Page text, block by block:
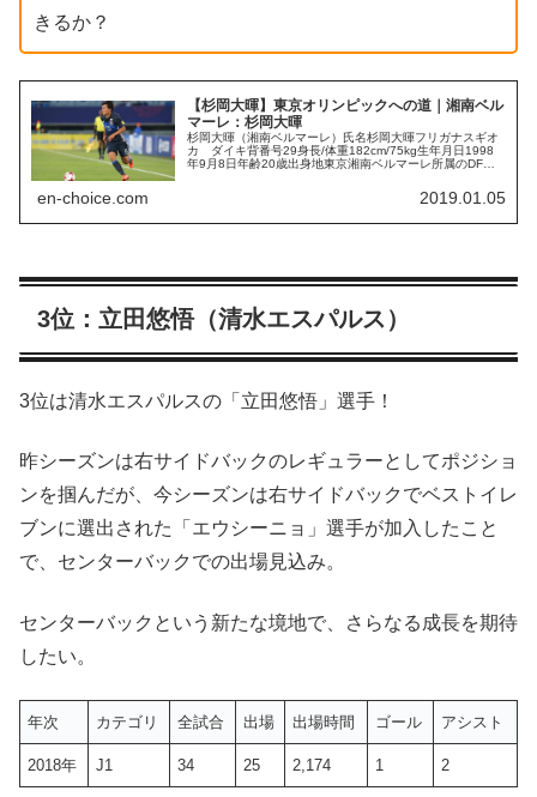
きるか？
【杉岡大暉】東京オリンピックへの道｜湘南ベル
マーレ：杉岡大暉
杉岡大暉（湘南ベルマーレ）氏名杉岡大暉フリガナスギオ
カ ダイキ背番号29身長/体重182cm/75kg生年月日1998
年9月8日年齢20歳出身地東京湘南ベルマーレ所属のDF「
en-choice.com 2019.01.05
3位：立田悠悟（清水エスパルス）
3位は清水エスパルスの「立田悠悟」選手！
昨シーズンは右サイドバックのレギュラーとしてポジショ
ンを掴んだが、今シーズンは右サイドバックでベストイレ
ブンに選出された「エウシーニョ」選手が加入したこと
で、センターバックでの出場見込み。
センターバックという新たな境地で、さらなる成長を期待
したい。
年次 カテゴリ 全試合 出場 出場時間 ゴール アシスト
2018年 J1 34 25 2,174 1 2